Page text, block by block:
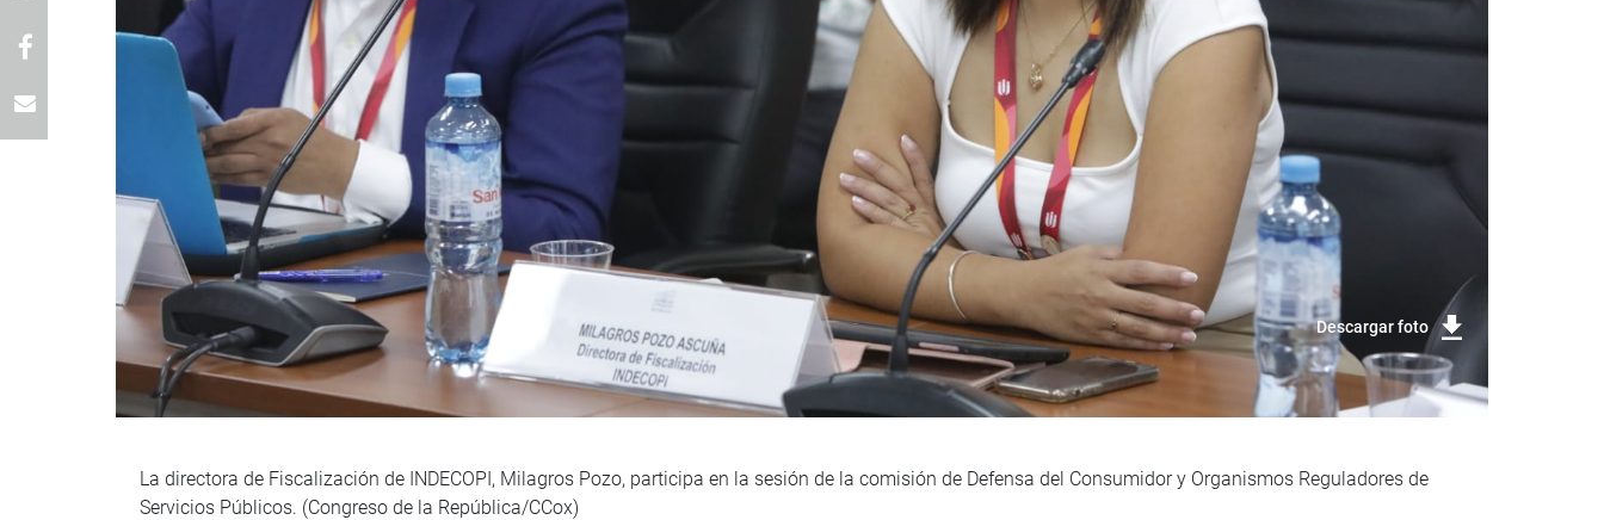
Descargar foto
La directora de Fiscalización de INDECOPI, Milagros Pozo, participa en la sesión de la comisión de Defensa del Consumidor y Organismos Reguladores de
Servicios Públicos. (Congreso de la República/CCox)